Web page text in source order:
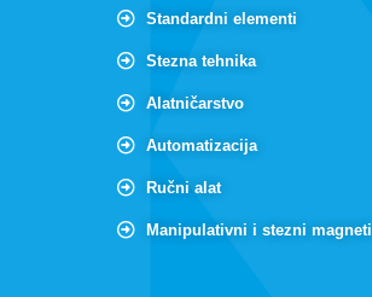
Standardni elementi
Stezna tehnika
Alatničarstvo
Automatizacija
Ručni alat
Manipulativni i stezni magneti